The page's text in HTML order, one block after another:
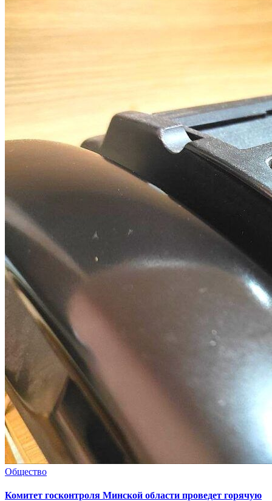
Общество
Комитет госконтроля Минской области проведет горячую